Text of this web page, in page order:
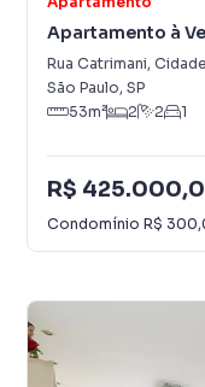
Apartamento à
Rua Catrimani,
São Paulo, SP
53m² 2 2 1
R$
Condomínio R$